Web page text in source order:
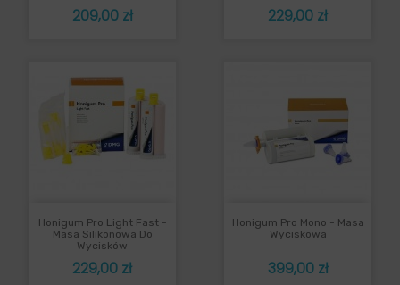
Cena
209,00 zł Cena
229,00 zł
Honigum Pro Light Fast -
Masa Silikonowa Do
Wycisków
Cena
229,00 zł
Honigum Pro Mono - Masa
Wyciskowa
Cena
399,00 zł